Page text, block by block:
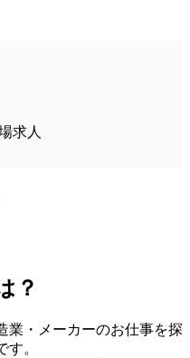
求人
？
業・メーカーのお仕事を探
。